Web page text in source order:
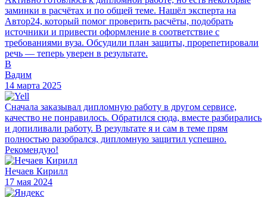
заминки в расчётах и по общей теме. Нашёл эксперта на
Автор24, который помог проверить расчёты, подобрать
источники и привести оформление в соответствие с
требованиями вуза. Обсудили план защиты, прорепетировали
речь — теперь уверен в результате.
В
Вадим
14 марта 2025
Сначала заказывал дипломную работу в другом сервисе,
качество не понравилось. Обратился сюда, вместе разбирались
и допиливали работу. В результате я и сам в теме прям
полностью разобрался, дипломную защитил успешно.
Рекомендую!
Нечаев Кирилл
17 мая 2024